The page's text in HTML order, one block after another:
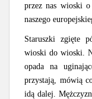
przez nas wioski
naszego
Staruszki zgięte
wioski do wioski.
opada na
przystają, mówią
idą dalej.